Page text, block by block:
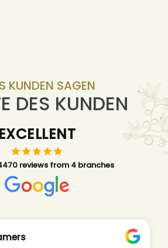
KUNDEN SAGEN
DES KUNDEN
EXCELLENT
reviews from 4 branches